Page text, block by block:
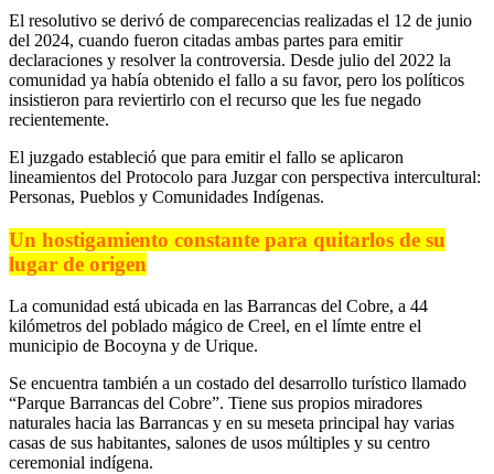
El resolutivo se derivó de comparecencias realizadas el 12 de junio
del 2024, cuando fueron citadas ambas partes para emitir
declaraciones y resolver la controversia. Desde julio del 2022 la
comunidad ya había obtenido el fallo a su favor, pero los políticos
insistieron para reviertirlo con el recurso que les fue negado
recientemente.
El juzgado estableció que para emitir el fallo se aplicaron
lineamientos del Protocolo para Juzgar con perspectiva intercultural:
Personas, Pueblos y Comunidades Indígenas.
Un hostigamiento constante para quitarlos de su
lugar de origen
La comunidad está ubicada en las Barrancas del Cobre, a 44
kilómetros del poblado mágico de Creel, en el límte entre el
municipio de Bocoyna y de Urique.
Se encuentra también a un costado del desarrollo turístico llamado
“Parque Barrancas del Cobre”. Tiene sus propios miradores
naturales hacia las Barrancas y en su meseta principal hay varias
casas de sus habitantes, salones de usos múltiples y su centro
ceremonial indígena.